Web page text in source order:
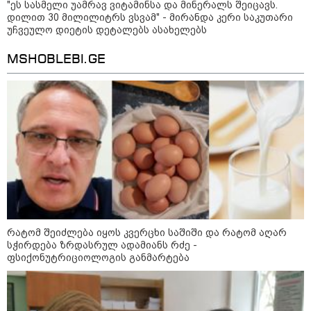
კრეისერ "ედინბურგის" საიდუმლო:
ედუარდ შევარდნაძის
სკანდალური საჩუქარი პუტინს და
რუსეთის პრეზიდენტის მუქარა,
რომელიც 6 წლის შემდეგ
აასრულა
სექტემბერ-ოქტომბერში პუტინი
აღმოსავლეთ ევროპას
დაარტყამს?! - ლაშა
ძებისაშვილის ანალიზი: "რუსები
მობი­ლიზაციისთვის ემზადებიან -
500 000-მდე კაცი უნდა გაიწვიონ
ომში"
"ეს სასმელი უამრავ ვიტამინსა და მინერალს შეიცავს.
დილით 30 მილილიტრს ვსვამ" - მირანდა კერი საკუთარი
უჩვეულო დიეტის დეტალებს ასახელებს
MSHOBLEBI.GE
რატომ შეიძლება იყოს კვერცხი საშიში და რატომ აღარ
სჭირდება ზრდასრულ ადამიანს რძე -
ფსიქონუტრიციოლოგის განმარტება